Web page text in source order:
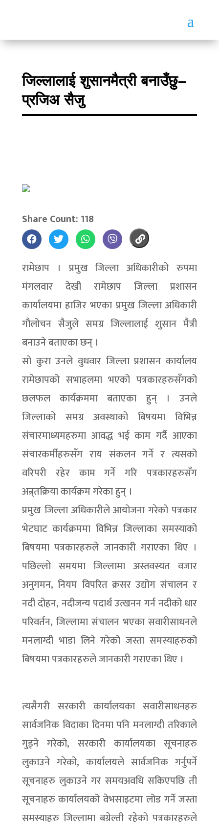
जिल्लालाई शुसानमैत्री बनाउँछु–
प्रजिअ सैजु
Share Count: 118
रामेछाप । प्रमुख जिल्ला अधिकारीको रुपमा
मंगलवार देखी रामेछाप जिल्ला प्रशासन
कार्यालयमा हाजिर भएका प्रमुख जिल्ला अधिकारी
गौलोचन सैजुले समग्र जिल्लालाई शुसान मैत्री
बनाउने बताएका छन् ।
सो कुरा उनले वुधवार जिल्ला प्रशासन कार्यालय
रामेछापको सभाहलमा भएको पत्रकारहरुसँगको
छलफल कार्यक्रममा बताएका हुन् । उनले
जिल्लाको समग्र अवस्थाको बिषयमा विभिन्न
संचारमाध्यमहरुमा आवद्ध भई काम गर्दै आएका
संचारकर्मीहरुसँग राय संकलन गर्ने र त्यसको
वरिपरी रहेर काम गर्ने गरि पत्रकारहरुसँग
अन्र्तक्रिया कार्यक्रम गरेका हुन् ।
प्रमुख जिल्ला अधिकारीले आयोजना गरेको पत्रकार
भेटघाट कार्यक्रममा विभिन्न जिल्लाका समस्याको
बिषयमा पत्रकारहरुले जानकारी गराएका थिए ।
पछिल्लो समयमा जिल्लामा अस्तवस्यत वजार
अनुगमन, नियम विपरित क्रसर उद्योग संचालन र
नदी दोहन, नदीजन्य पदार्थ उत्खनन गर्न नदीको धार
परिवर्तन, जिल्लामा संचालन भएका सवारीसाधनले
मनलाग्दी भाडा लिने गरेको जस्ता समस्याहरुको
बिषयमा पत्रकारहरुले जानकारी गराएका थिए ।
त्यसैगरी सरकारी कार्यालयका सवारीसाधनहरु
सार्वजनिक विदाका दिनमा पनि मनलाग्दी तरिकाले
गुड्ने गरेको, सरकारी कार्यालयका सूचनाहरु
लुकाउने गरेको, कार्यालयले सार्वजनिक गर्नुपर्ने
सूचनाहरु लुकाउने गर समयअवधि सकिएपछि ती
सूचनाहरु कार्यालयको वेभसाइटमा लोड गर्ने जस्ता
समस्याहरु जिल्लामा बग्रेल्ती रहेको पत्रकारहरुले